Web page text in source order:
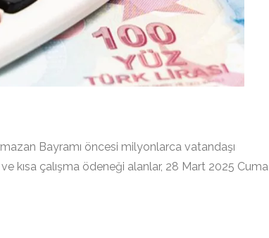
Bayramı öncesi milyonlarca vatandaşı
kısa çalışma ödeneği alanlar, 28 Mart 2025 Cuma